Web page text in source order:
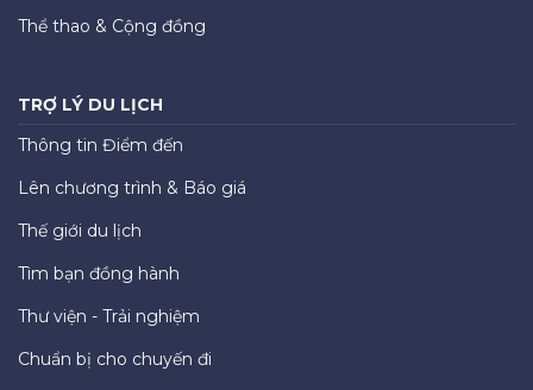
Thể thao & Cộng đồng
TRỢ LÝ DU LỊCH
Thông tin Điểm đến
Lên chương trình & Báo giá
Thế giới du lịch
Tìm bạn đồng hành
Thư viện - Trải nghiệm
Chuẩn bị cho chuyến đi